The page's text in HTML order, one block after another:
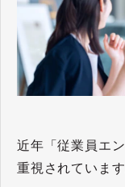
近年「従業員エ
重視されています